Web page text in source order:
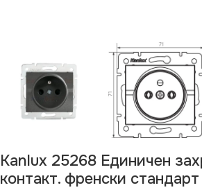
Kanlux 25268 Единичен
контакт. френски